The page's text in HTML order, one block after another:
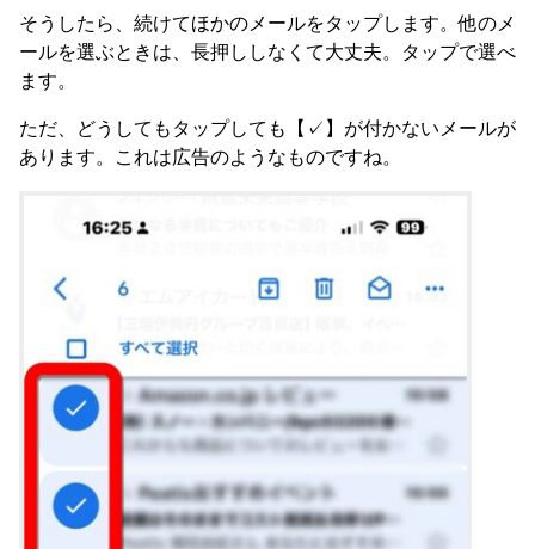
そうしたら、続けてほかのメールをタップします。他のメ
ールを選ぶときは、長押ししなくて大丈夫。タップで選べ
ます。
ただ、どうしてもタップしても【✓】が付かないメールが
あります。これは広告のようなものですね。